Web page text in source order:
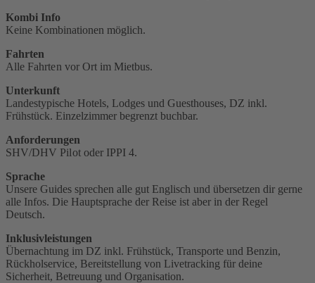
Kombi Info
Keine Kombinationen möglich.
Fahrten
Alle Fahrten vor Ort im Mietbus.
Unterkunft
Landestypische Hotels, Lodges und Guesthouses, DZ inkl.
Frühstück. Einzelzimmer begrenzt buchbar.
Anforderungen
SHV/DHV Pilot oder IPPI 4‭.
Sprache
Unsere Guides sprechen alle gut Englisch und übersetzen dir gerne
alle Infos. Die Hauptsprache der Reise ist aber in der Regel
Deutsch.
Inklusivleistungen
Übernachtung im DZ inkl. Frühstück, Transporte und Benzin,
Rückholservice, Bereitstellung von Livetracking für deine
Sicherheit, Betreuung und Organisation.